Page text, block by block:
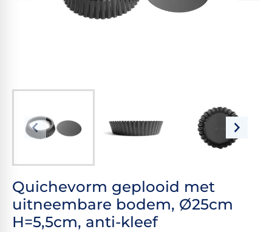
Quichevorm geplooid met
uitneembare bodem, Ø25cm
H=5,5cm, anti-kleef